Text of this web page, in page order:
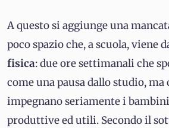
A questo si aggiunge una
poco spazio che, a scuola, viene
fisica: due ore settimanali che
come una pausa dallo studio, ma
impegnano seriamente i
produttive ed utili. Secondo il